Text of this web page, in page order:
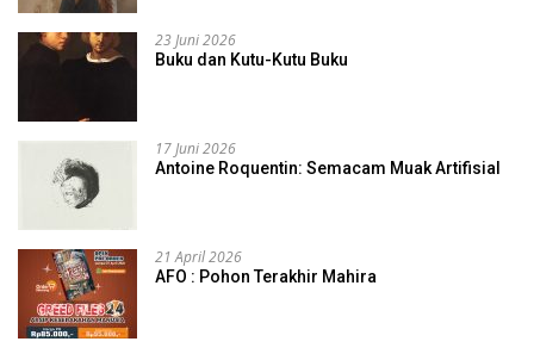
23 Juni 2026
Buku dan Kutu-Kutu Buku
17 Juni 2026
Antoine Roquentin: Semacam Muak Artifisial
21 April 2026
AFO : Pohon Terakhir Mahira